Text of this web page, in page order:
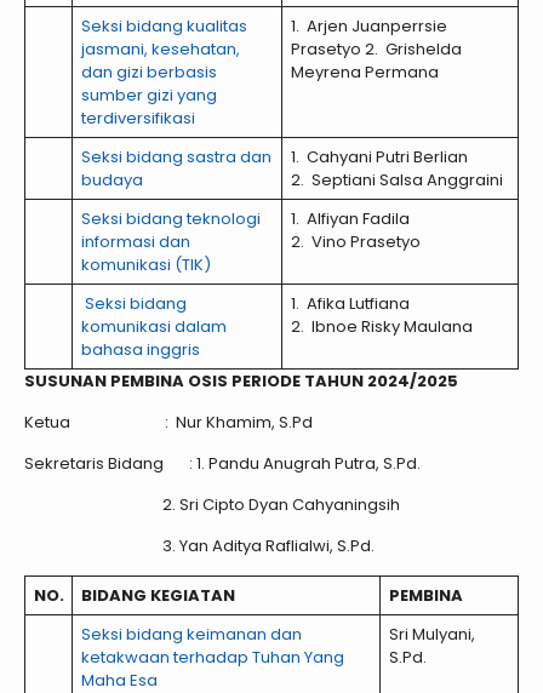
Seksi bidang kualitas
jasmani, kesehatan,
dan gizi berbasis
sumber gizi yang
terdiversifikasi
1. Arjen Juanperrsie
Prasetyo 2. Grishelda
Meyrena Permana
Seksi bidang sastra dan
budaya
1. Cahyani Putri Berlian
2. Septiani Salsa Anggraini
Seksi bidang teknologi
informasi dan
komunikasi (TIK)
1. Alfiyan Fadila
2. Vino Prasetyo
Seksi bidang
komunikasi dalam
bahasa inggris
1. Afika Lutfiana
2. Ibnoe Risky Maulana
SUSUNAN PEMBINA OSIS PERIODE TAHUN 2024/2025
Ketua : Nur Khamim, S.Pd
Sekretaris Bidang : 1. Pandu Anugrah Putra, S.Pd.
2. Sri Cipto Dyan Cahyaningsih
3. Yan Aditya Raflialwi, S.Pd.
NO. BIDANG KEGIATAN
PEMBINA
Seksi bidang keimanan dan
ketakwaan terhadap Tuhan Yang
Maha Esa
Sri Mulyani,
S.Pd.